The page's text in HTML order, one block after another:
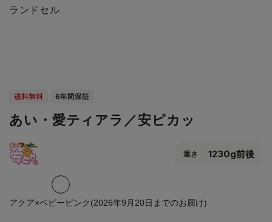
ランドセル
あい・愛ティアラ／安ピカッ
重さ 1230g前後
アクア×ベビーピンク(2026年9月20日までのお届け)